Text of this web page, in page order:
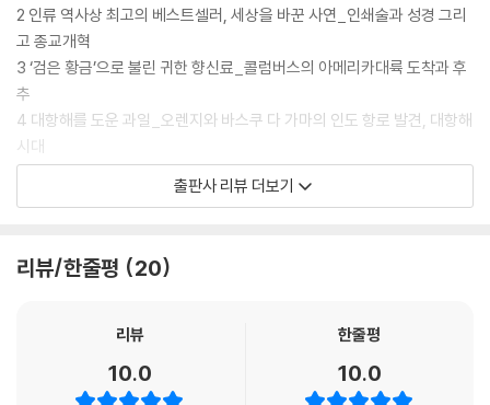
헛되고 부질없는 것을 뜻하는 바니타스화는 독특한 분위기를 자아낸다. 아
드리안 판 위트레흐트Adrian van Utrecht, 1599~1652가 그린 「꽃과
해골이 있는 정물화」는 바니타스화의 특징을 잘 보여주는 작품이다. 위트
레흐트는 네덜란드 황금시대를 대표하는 화가인데 스테인비크의 제자이
기도 했다. 바니타스화에 놓인 사물들은 제각기 영원할 수 없는 인간의 삶
과 죽음, 허무를 상징한다.
요한 100가지 발명품’을 선정했다. 영광의 1위를 차지한 발명품은 무엇일
텐베르크의 발명 이전에는 인쇄술이 존재하지 않았던 걸까? 그렇지 않다.
인쇄술은 일정하게 배열된 활자나 그림이 새겨진 판에 잉크를 묻힌 뒤, 종
이 등의 재료를 대고 압력을 가해 찍어내는 기술이다. 활자를 목판에 조각
2 인류 역사상 최고의 베스트셀러, 세상을 바꾼 사연_인쇄술과 성경 그리
고 종교개혁
3 ‘검은 황금’으로 불린 귀한 향신료_콜럼버스의 아메리카대륙 도착과 후
추
4 대항해를 도운 과일_오렌지와 바스쿠 다 가마의 인도 항로 발견, 대항해
시대
5 네덜란드의 황금기를 이끌어낸 생선_청어와 네덜란드의 성장
6 가격 거품의 원조가 된 꽃_튤립 버블과 거품경제
9 동서양을 연결한 신비한 푸른빛, 청화백자_기술과 예술의 결정체
11 혁명의 기운을 북돋은 음료_커피와 시민혁명
13 수입의 자유를 허하라, 빵과 곡물을 둘러싼 다툼_영국의 곡물법 그리
출판사 리뷰 더보기
리뷰/한줄평 20
리뷰
10.0
한줄평
10.0